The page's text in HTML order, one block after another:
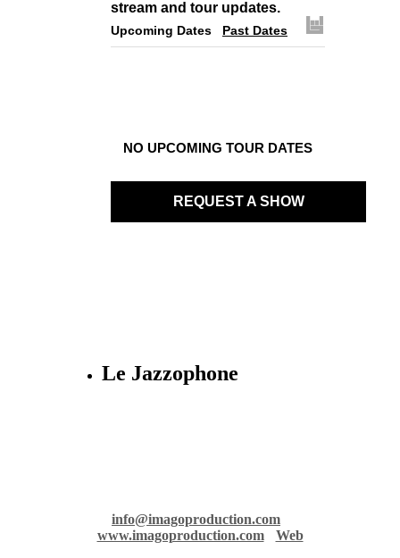
stream and tour updates.
Upcoming Dates Past Dates
NO UPCOMING TOUR DATES
REQUEST A SHOW
Le Jazzophone
info@imagoproduction.com
www.imagoproduction.com- Web